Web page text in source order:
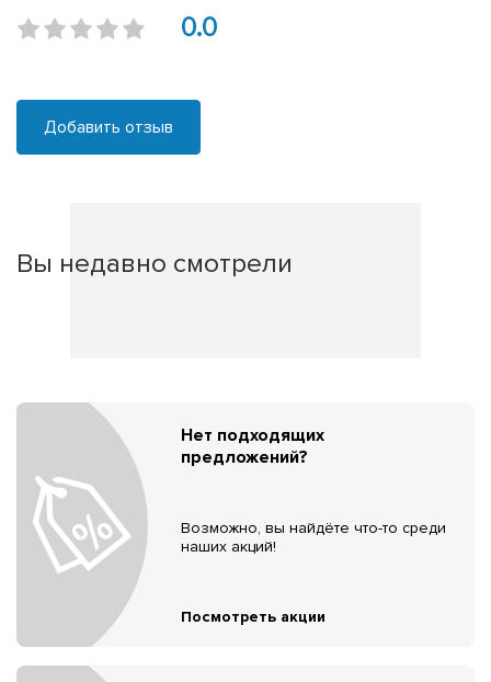
0.0
Добавить отзыв
Вы недавно смотрели
Нет подходящих
предложений?
Возможно, вы найдёте что-то среди
наших акций!
Посмотреть акции